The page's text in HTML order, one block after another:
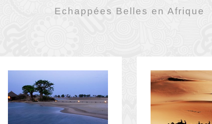
Echappées Belles en Afrique